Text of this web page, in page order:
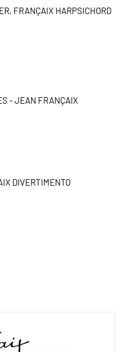
FRANÇAIX HARPSICHORD
- JEAN FRANÇAIX
DIVERTIMENTO